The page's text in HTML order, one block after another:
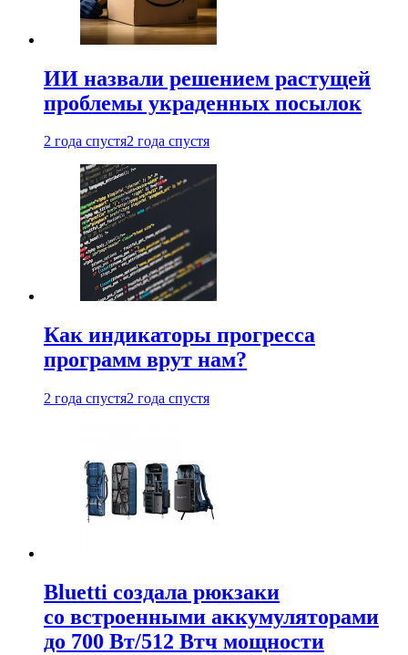
ИИ назвали решением растущей
проблемы украденных посылок
2 года спустя2 года спустя
Как индикаторы прогресса
программ врут нам?
2 года спустя2 года спустя
Bluetti создала рюкзаки
со встроенными аккумуляторами
до 700 Вт/512 Втч мощности